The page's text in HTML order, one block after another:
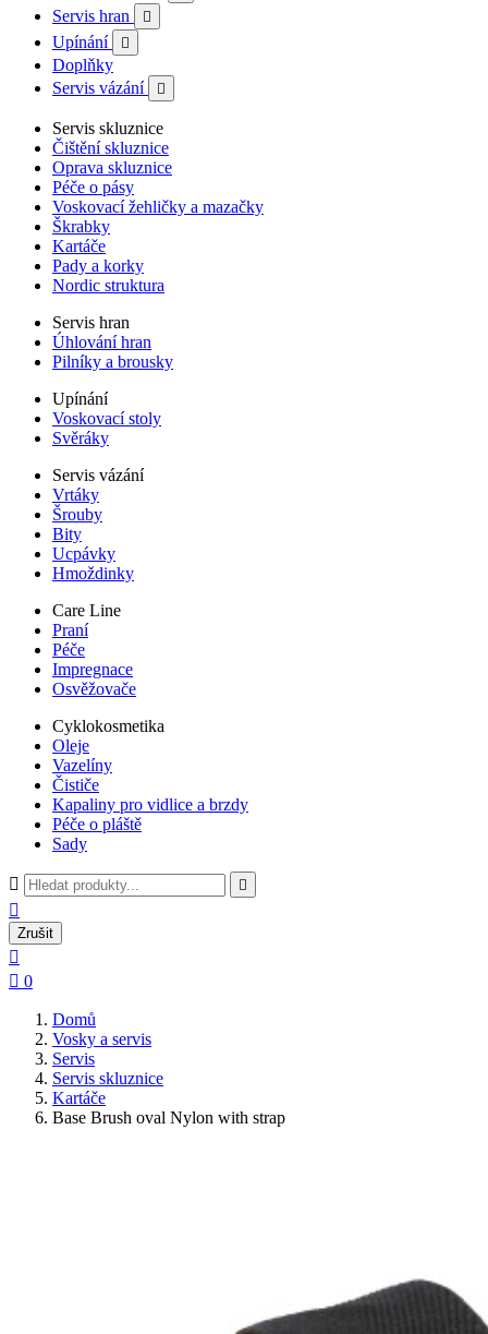
Servis hran 
Upínání 
Doplňky
Servis vázání

Servis skluznice
Čištění skluznice
Oprava skluznice
Péče o pásy
Voskovací žehličky a mazačky
Škrabky
Kartáče
Pady a korky
Nordic struktura
Servis hran
Úhlování hran
Pilníky a brousky
Upínání
Voskovací stoly
Svěráky
Servis vázání
Vrtáky
Šrouby
Bity
Ucpávky
Hmoždinky
Care Line
Praní
Péče
Impregnace
Osvěžovače
Cyklokosmetika
Oleje
Vazelíny
Čističe
Kapaliny pro vidlice a brzdy
Péče o pláště
Sady
 

Zrušit

 0
Domů
Vosky a servis
Servis
Servis skluznice
Kartáče
Base Brush oval Nylon with strap